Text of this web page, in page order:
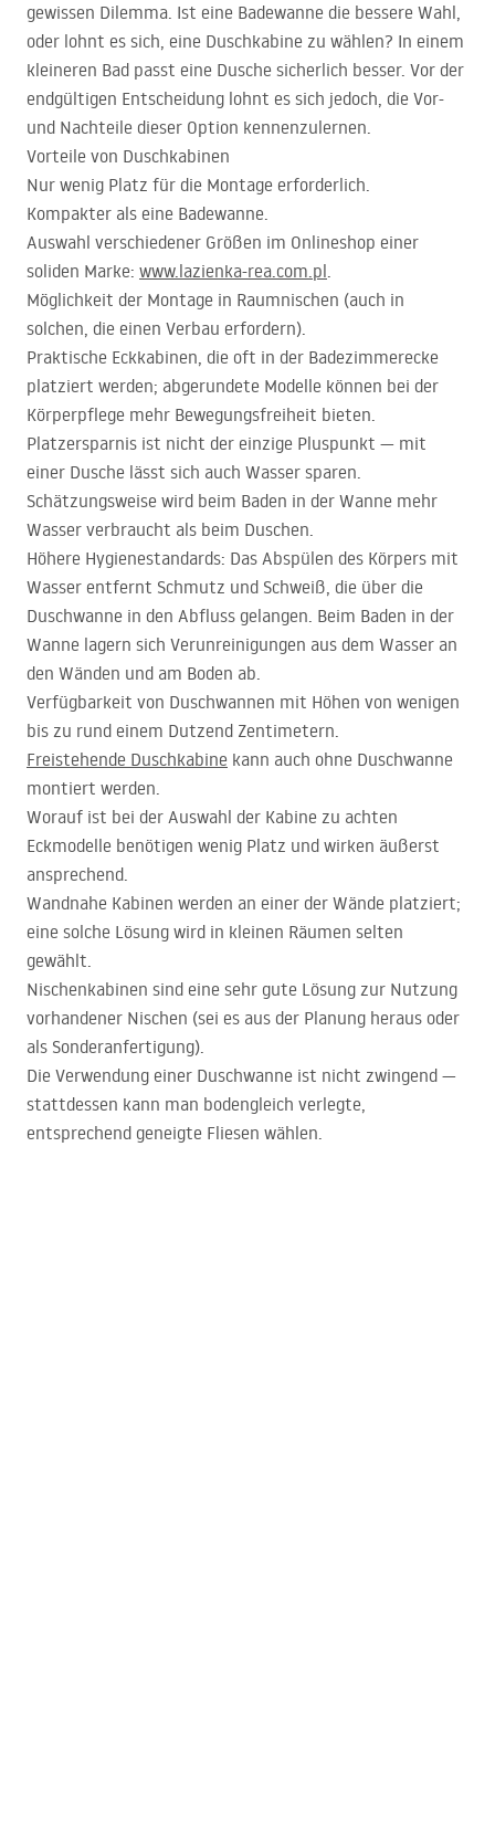
gewissen Dilemma. Ist eine Badewanne die bessere Wahl,
oder lohnt es sich, eine Duschkabine zu wählen? In einem
kleineren Bad passt eine Dusche sicherlich besser. Vor der
endgültigen Entscheidung lohnt es sich jedoch, die Vor-
und Nachteile dieser Option kennenzulernen.
Vorteile von Duschkabinen
Nur wenig Platz für die Montage erforderlich.
Kompakter als eine Badewanne.
Auswahl verschiedener Größen im Onlineshop einer
soliden Marke: www.lazienka-rea.com.pl.
Möglichkeit der Montage in Raumnischen (auch in
solchen, die einen Verbau erfordern).
Praktische Eckkabinen, die oft in der Badezimmerecke
platziert werden; abgerundete Modelle können bei der
Körperpflege mehr Bewegungsfreiheit bieten.
Platzersparnis ist nicht der einzige Pluspunkt — mit
einer Dusche lässt sich auch Wasser sparen.
Schätzungsweise wird beim Baden in der Wanne mehr
Wasser verbraucht als beim Duschen.
Höhere Hygienestandards: Das Abspülen des Körpers mit
Wasser entfernt Schmutz und Schweiß, die über die
Duschwanne in den Abfluss gelangen. Beim Baden in der
Wanne lagern sich Verunreinigungen aus dem Wasser an
den Wänden und am Boden ab.
Verfügbarkeit von Duschwannen mit Höhen von wenigen
bis zu rund einem Dutzend Zentimetern.
Freistehende Duschkabine kann auch ohne Duschwanne
montiert werden.
Worauf ist bei der Auswahl der Kabine zu achten
Eckmodelle benötigen wenig Platz und wirken äußerst
ansprechend.
Wandnahe Kabinen werden an einer der Wände platziert;
eine solche Lösung wird in kleinen Räumen selten
gewählt.
Nischenkabinen sind eine sehr gute Lösung zur Nutzung
vorhandener Nischen (sei es aus der Planung heraus oder
als Sonderanfertigung).
Die Verwendung einer Duschwanne ist nicht zwingend —
stattdessen kann man bodengleich verlegte,
entsprechend geneigte Fliesen wählen.